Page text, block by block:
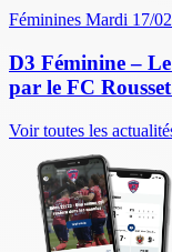
Féminines Mardi 17/
D3 Féminine –
par le FC
Voir toutes les